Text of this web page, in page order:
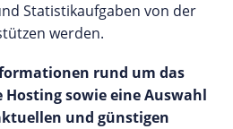
Statistikaufgaben von der
werden.
rund um das
Hosting sowie eine Auswahl
und günstigen